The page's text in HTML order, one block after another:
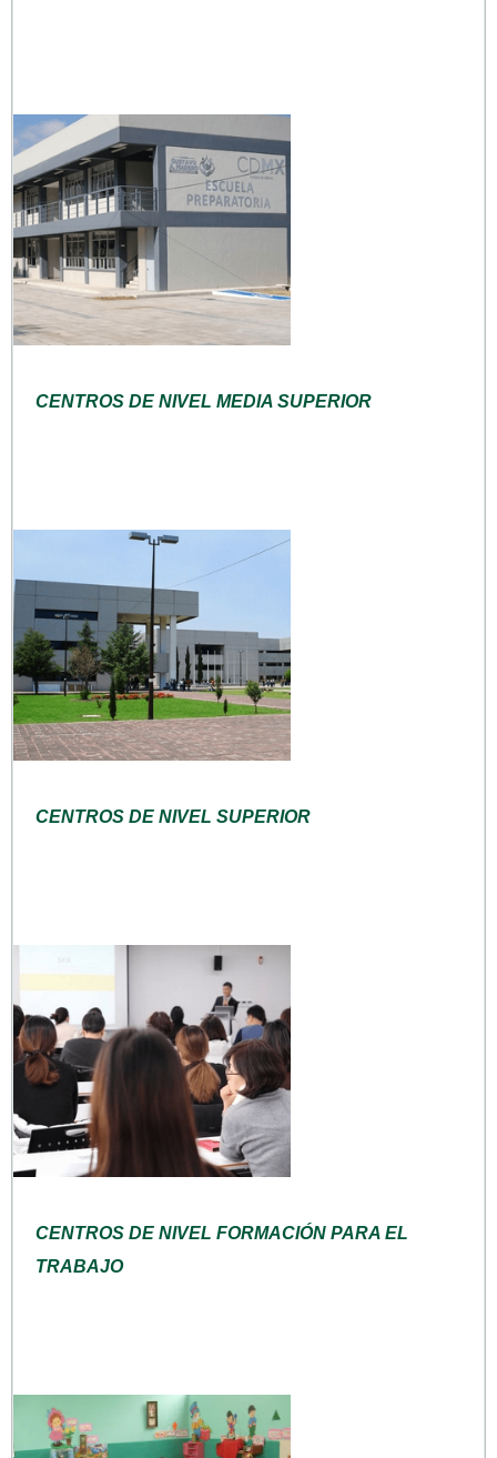
CENTROS DE NIVEL MEDIA SUPERIOR
CENTROS DE NIVEL SUPERIOR
CENTROS DE NIVEL FORMACIÓN PARA EL
TRABAJO